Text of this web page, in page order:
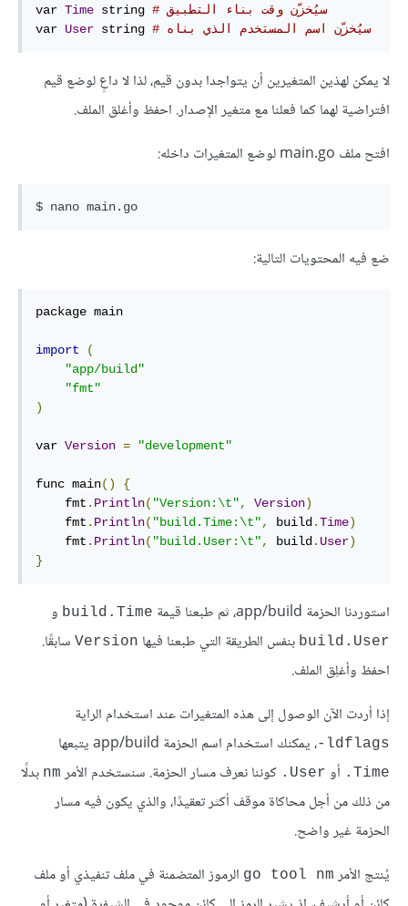
var Time string
# سيُخزّن وقت بناء التطبيق
var User string # سيُخزّن اسم المستخدم الذي بناه
لا يمكن لهذين المتغيرين أن يتواجدا بدون قيم، لذا لا داعٍ لوضع قيم
افتراضية لهما كما فعلنا مع متغير الإصدار. احفظ وأغلق الملف.
افتح ملف main.go لوضع المتغيرات داخله:
ضع فيه المحتويات التالية:
package main
import
(
"app/build"
"fmt"
)
var Version = "development"
func main()
{
    fmt
. Println( "Version:\t", Version)
    fmt
. Println( "build.Time:\t", build .Time)
    fmt
. Println( "build.User:\t", build . User)
}
استوردنا الحزمة app/build، ثم طبعنا قيمة build.Time و
build.User بنفس الطريقة التي طبعنا فيها Version سابقًا.
احفظ وأغلِق الملف.
إذا أردت الآن الوصول إلى هذه المتغيرات عند استخدام الراية
ldflags- ، يمكنك استخدام اسم الحزمة app/build يتبعها
Time. أو User. كوننا نعرف مسار الحزمة. سنستخدم الأمر nm بدلًا
من ذلك من أجل محاكاة موقف أكثر تعقيدًا، والذي يكون فيه مسار
الحزمة غير واضح.
يُنتج الأمر go tool nm الرموز المتضمنة في ملف تنفيذي أو ملف